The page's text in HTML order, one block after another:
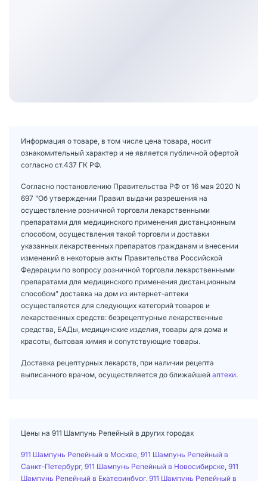
Информация о товаре, в том числе цена товара, носит
ознакомительный характер и не является публичной офертой
согласно ст.437 ГК РФ.
Согласно постановлению Правительства РФ от 16 мая 2020 N
697 "Об утверждении Правил выдачи разрешения на
осуществление розничной торговли лекарственными
препаратами для медицинского применения дистанционным
способом, осуществления такой торговли и доставки
указанных лекарственных препаратов гражданам и внесении
изменений в некоторые акты Правительства Российской
Федерации по вопросу розничной торговли лекарственными
препаратами для медицинского применения дистанционным
способом" доставка на дом из интернет-аптеки
осуществляется для следующих категорий товаров и
лекарственных средств: безрецептурные лекарственные
средства, БАДы, медицинские изделия, товары для дома и
красоты, бытовая химия и сопутствующие товары.
Доставка рецептурных лекарств, при наличии рецепта
выписанного врачом, осуществляется до ближайшей аптеки.
Цены на 911 Шампунь Репейный в других городах
911 Шампунь Репейный в Москве 911 Шампунь Репейный в
Санкт-Петербург, 911 Шампунь Репейный в Новосибирске 911
Шампунь Репейный в Екатеринбург, 911 Шампунь Репейный в